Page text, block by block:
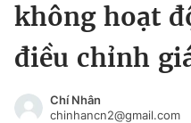
Chuyên mục khác
Tin đã lưu
Tin đã xem
Đăng xuất
không hoạt
điều chỉnh
Chí Nhân
chinhancn2@gmail.com